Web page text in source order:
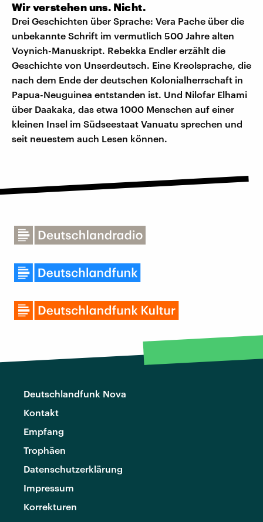
Wir verstehen uns. Nicht.
Drei Geschichten über Sprache: Vera Pache über die
unbekannte Schrift im vermutlich 500 Jahre alten
Voynich-Manuskript. Rebekka Endler erzählt die
Geschichte von Unserdeutsch. Eine Kreolsprache, die
nach dem Ende der deutschen Kolonialherrschaft in
Papua-Neuguinea entstanden ist. Und Nilofar Elhami
über Daakaka, das etwa 1000 Menschen auf einer
kleinen Insel im Südseestaat Vanuatu sprechen und
seit neuestem auch Lesen können.
Deutschlandfunk Nova
Kontakt
Empfang
Trophäen
Datenschutzerklärung
Impressum
Korrekturen